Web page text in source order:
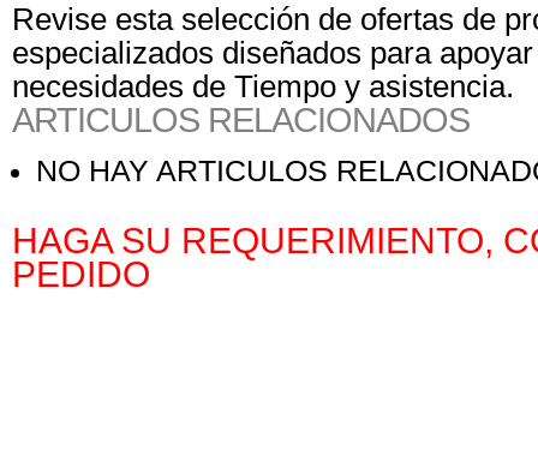
Revise esta selección de ofertas de
especializados diseñados para
necesidades de Tiempo y asistencia.
ARTICULOS RELACIONADOS
NO HAY ARTICULOS
HAGA SU REQUERIMIENTO,
PEDIDO